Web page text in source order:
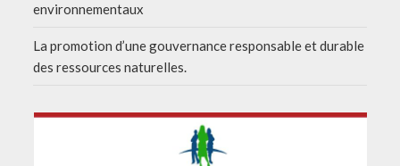
environnementaux
La promotion d’une gouvernance responsable et durable
des ressources naturelles.